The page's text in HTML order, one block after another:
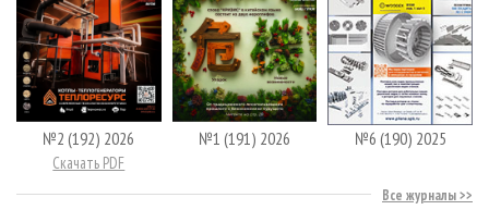
№2 (192) 2026
Скачать PDF
№1 (191) 2026 №6 (190) 2025
Все журналы